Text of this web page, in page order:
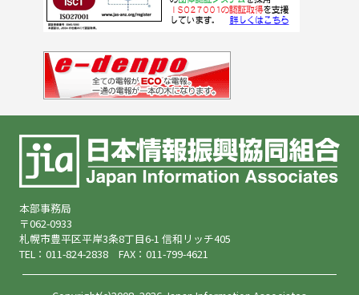
本部事務局
〒062-0933
札幌市豊平区平岸3条8丁目6-1 信和リッチ405
TEL：011-824-2838 FAX：011-799-4621